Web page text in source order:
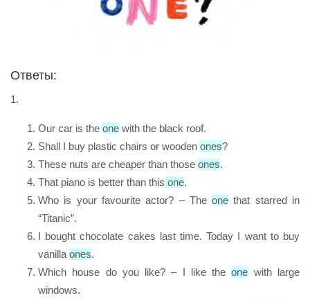
Ответы:
1.
Our car is the one with the black roof.
Shall I buy plastic chairs or wooden ones?
These nuts are cheaper than those ones.
That piano is better than this one.
Who is your favourite actor? – Theone that starred in
“Titanic”.
I bought chocolate cakes last time. Today I want to buy
vanillaones.
Which house do you like? – I like theone with large
windows.